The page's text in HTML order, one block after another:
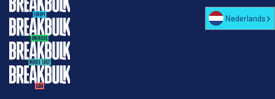
Nederlands